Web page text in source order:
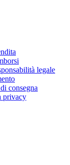
legale
consegna
privacy